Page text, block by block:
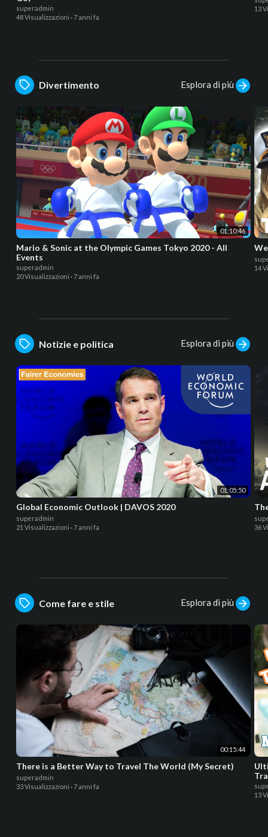
superadmin
48 Visualizzazioni ·7 anni fa
13
Divertimento Esplora di più
01:10:46
Mario & Sonic at the Olympic Games Tokyo 2020 - All
Events
superadmin
20 Visualizzazioni ·7 anni fa
14
Notizie e politica Esplora di più
01:05:50
Global Economic Outlook | DAVOS 2020
superadmin
21 Visualizzazioni ·7 anni fa
36
Come fare e stile Esplora di più
00:15:44
There is a Better Way to Travel The World (My Secret)
superadmin
33 Visualizzazioni ·7 anni fa
13